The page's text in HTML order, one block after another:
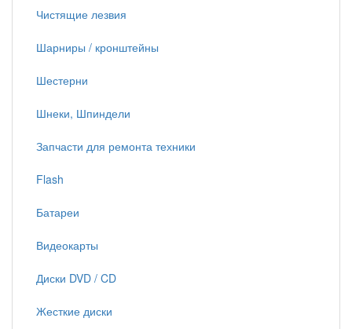
Чистящие лезвия
Шарниры / кронштейны
Шестерни
Шнеки, Шпиндели
Запчасти для ремонта техники
Flash
Батареи
Видеокарты
Диски DVD / CD
Жесткие диски